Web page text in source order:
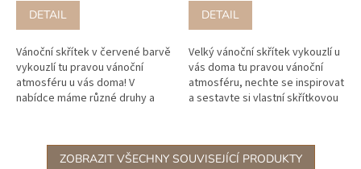
DETAIL
Vánoční skřítek v červené barvě
vykouzlí tu pravou vánoční
atmosféru u vás doma! V
nabídce máme různé druhy a
DETAIL
Velký vánoční skřítek vykouzlí u
vás doma tu pravou vánoční
atmosféru, nechte se inspirovat
a sestavte si vlastní skřítkovou
ZOBRAZIT VŠECHNY SOUVISEJÍCÍ PRODUKTY